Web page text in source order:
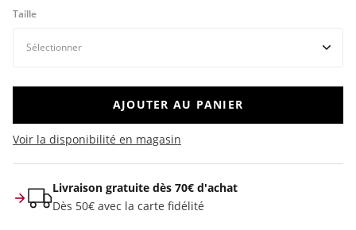
Taille
AJOUTER AU PANIER
Voir la disponibilité en magasin
Livraison gratuite dès 70€ d'achat
Dès 50€ avec la carte fidélité